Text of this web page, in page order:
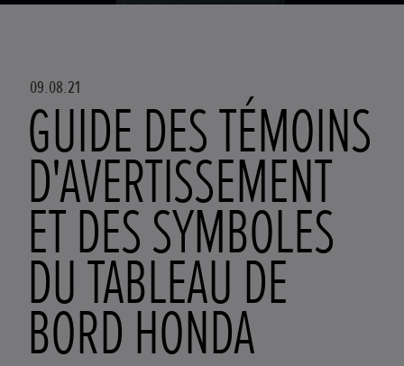
09.08.21
GUIDE DES TÉMOINS
D'AVERTISSEMENT
ET DES SYMBOLES
DU TABLEAU DE
BORD HONDA